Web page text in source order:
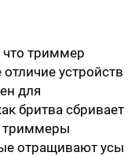
что триммер
устройств
для
бритва сбривает
триммеры
отращивают усы